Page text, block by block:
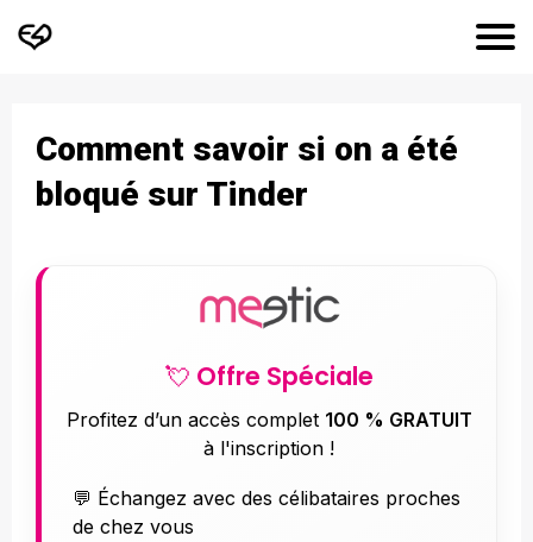
Comment savoir si on a été
bloqué sur Tinder
💘 Offre Spéciale
Profitez d’un accès complet 100 % GRATUIT
à l'inscription !
💬 Échangez avec des célibataires proches
de chez vous